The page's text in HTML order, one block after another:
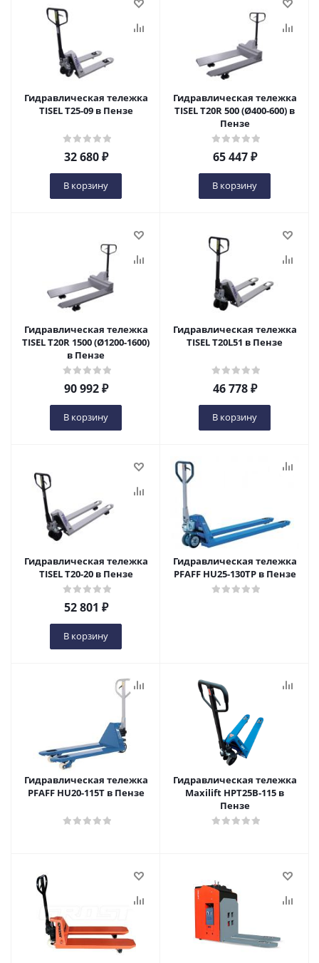
Гидравлическая тележка
TISEL T25-09 в Пензе
32 680₽
В корзину
Гидравлическая тележка
TISEL T20R 500 (Ø400-600) в
Пензе
65 447₽
В корзину
Гидравлическая тележка
TISEL T20R 1500 (Ø1200-1600)
в Пензе
90 992₽
В корзину
Гидравлическая тележка
TISEL T20L51 в Пензе
46 778₽
В корзину
Гидравлическая тележка
TISEL T20-20 в Пензе
52 801 ₽
В корзину
Гидравлическая тележка
PFAFF HU25-130TP в Пензе
Гидравлическая тележка
PFAFF HU20-115T в Пензе
Гидравлическая тележка
Maxilift HPT25B-115 в
Пензе